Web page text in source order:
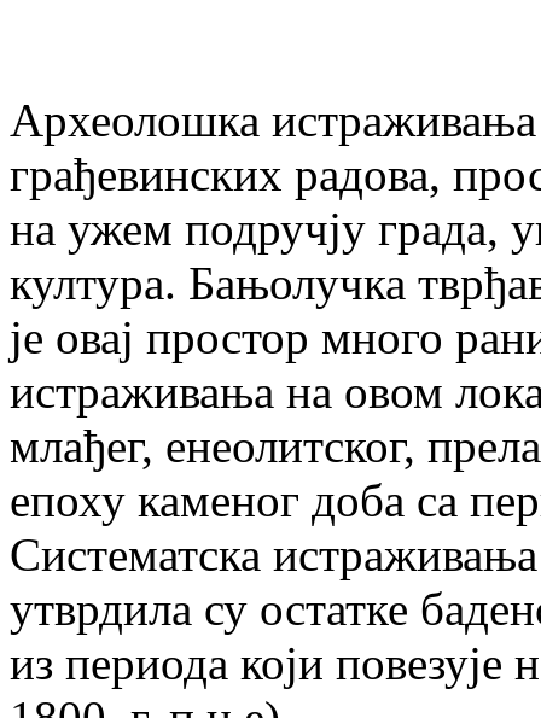
Археолошка
грађевинских радова,
на ужем подручју града,
култура. Бањолучка
је овај простор много
истраживања на овом
млађег, енеолитског,
епоху каменог доба са
Систематска
утврдила су остатке
из периода који